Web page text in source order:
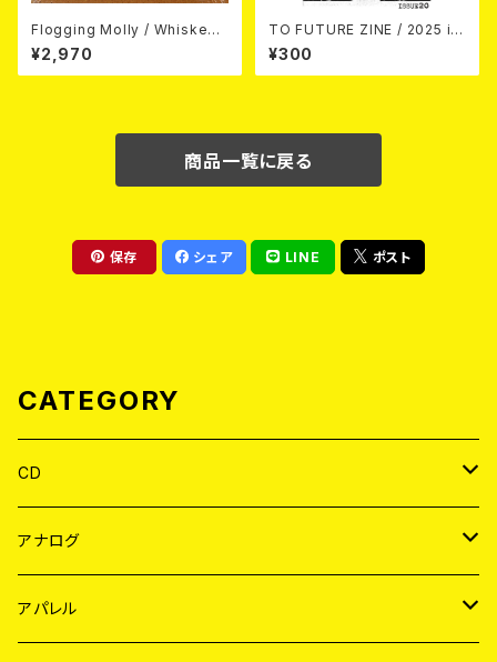
Flogging Molly / Whiskey
On A Sunday (DVD＋CD)
¥2,970
TO FUTURE ZINE / 2025 is
sue 20 (zine)
¥300
商品一覧に戻る
保存 シェア LINE ポスト
CATEGORY
CD
JAPAN
WORLD
アナログ
JAPAN
アパレル